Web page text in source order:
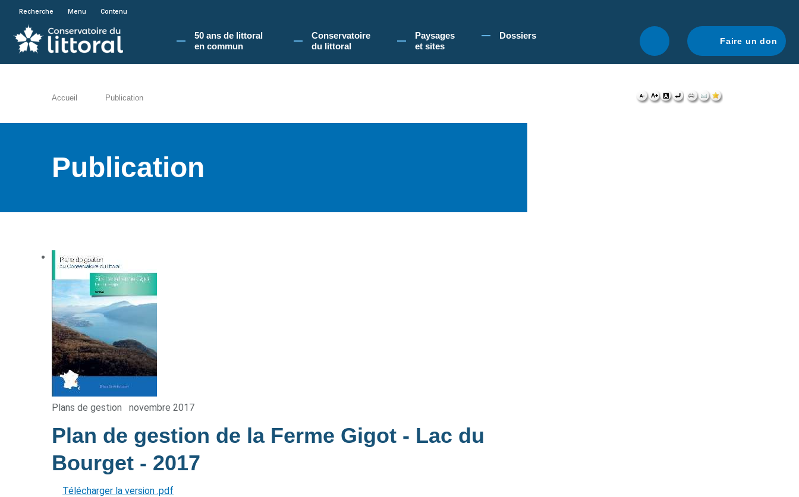
En poursuivant votre navigation sur le site du Conservatoire du littoral, vous acceptez l'utilisation de cookies pour vous proposer une navigation optimale.
Recherche Menu Contenu
50 ans de littoral
en commun​
Conservatoire
du littoral
Paysages
et sites
Dossiers
Faire un don
Accueil Publication
Publication
Plans de gestion novembre 2017
Plan de gestion de la Ferme Gigot - Lac du
Bourget - 2017
Télécharger la version .pdf